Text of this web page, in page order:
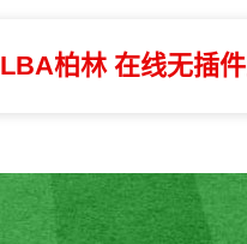
柏林 在线无插